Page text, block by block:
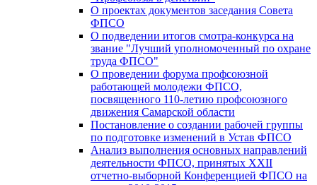
О проектах документов заседания Совета
ФПСО
О подведении итогов смотра-конкурса на
звание "Лучший уполномоченный по охране
труда ФПСО"
О проведении форума профсоюзной
работающей молодежи ФПСО,
посвященного 110-летию профсоюзного
движения Самарской области
Постановление о создании рабочей группы
по подготовке изменений в Устав ФПСО
Анализ выполнения основных направлений
деятельности ФПСО, принятых XXII
отчетно-выборной Конференцией ФПСО на